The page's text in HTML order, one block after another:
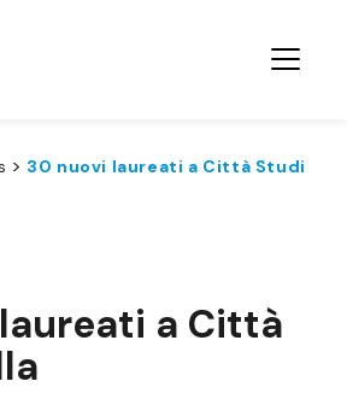
> 30 nuovi laureati a Città Studi
a Città